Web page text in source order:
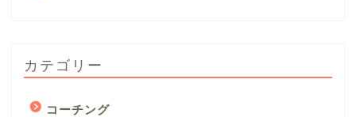
カテゴリー
コーチング